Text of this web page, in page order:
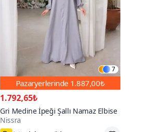
7
Pazaryerlerinde 1.887,00₺
1.792,65₺
Gri Medine İpeği Şallı Namaz Elbise
Nissra